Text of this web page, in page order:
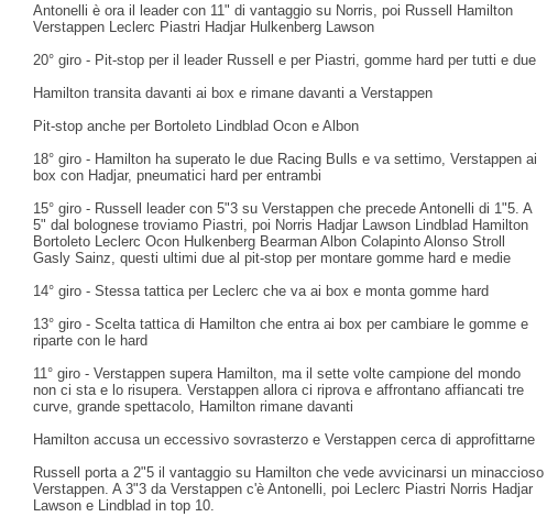
Antonelli è ora il leader con 11" di vantaggio su Norris, poi Russell Hamilton
Verstappen Leclerc Piastri Hadjar Hulkenberg Lawson
20° giro - Pit-stop per il leader Russell e per Piastri, gomme hard per tutti e due
Hamilton transita davanti ai box e rimane davanti a Verstappen
Pit-stop anche per Bortoleto Lindblad Ocon e Albon
18° giro - Hamilton ha superato le due Racing Bulls e va settimo, Verstappen ai
box con Hadjar, pneumatici hard per entrambi
15° giro - Russell leader con 5"3 su Verstappen che precede Antonelli di 1"5. A
5" dal bolognese troviamo Piastri, poi Norris Hadjar Lawson Lindblad Hamilton
Bortoleto Leclerc Ocon Hulkenberg Bearman Albon Colapinto Alonso Stroll
Gasly Sainz, questi ultimi due al pit-stop per montare gomme hard e medie
14° giro - Stessa tattica per Leclerc che va ai box e monta gomme hard
13° giro - Scelta tattica di Hamilton che entra ai box per cambiare le gomme e
riparte con le hard
11° giro - Verstappen supera Hamilton, ma il sette volte campione del mondo
non ci sta e lo risupera. Verstappen allora ci riprova e affrontano affiancati tre
curve, grande spettacolo, Hamilton rimane davanti
Hamilton accusa un eccessivo sovrasterzo e Verstappen cerca di approfittarne
Russell porta a 2"5 il vantaggio su Hamilton che vede avvicinarsi un minaccioso
Verstappen. A 3"3 da Verstappen c'è Antonelli, poi Leclerc Piastri Norris Hadjar
Lawson e Lindblad in top 10.